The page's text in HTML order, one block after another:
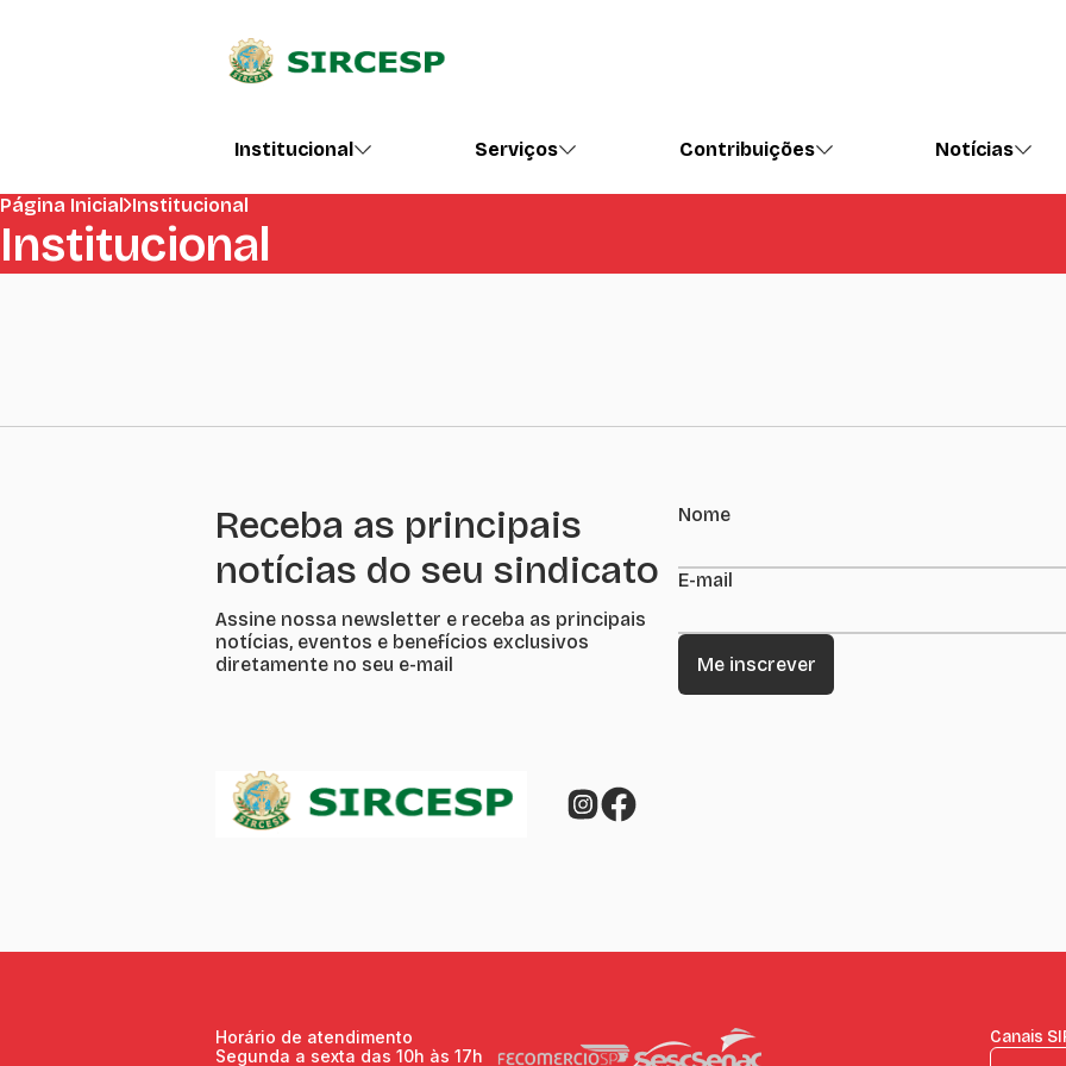
Institucional Serviços Contribuições Notícias
Página Inicial Institucional
Institucional
Receba as principais
notícias do seu sindicato
Assine nossa newsletter e receba as principais
notícias, eventos e benefícios exclusivos
diretamente no seu e-mail
Nome
E-mail
Horário de atendimento
Segunda a sexta das 10h às 17h
Canais